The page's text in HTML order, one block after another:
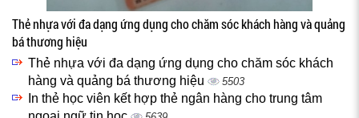
Thẻ nhựa với đa dạng ứng dụng cho chăm sóc khách hàng và quảng
bá thương hiệu
Thẻ nhựa với đa dạng ứng dụng cho chăm sóc khách
hàng và quảng bá thương hiệu
5503
In thẻ học viên kết hợp thẻ ngân hàng cho trung tâm